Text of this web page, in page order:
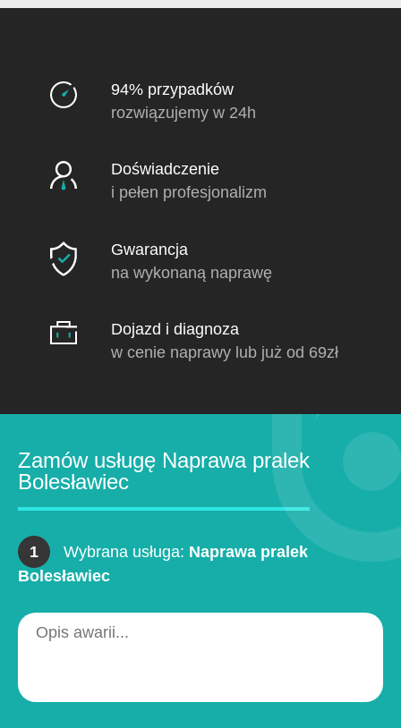
94% przypadków
rozwiązujemy w 24h
Doświadczenie
i pełen profesjonalizm
Gwarancja
na wykonaną naprawę
Dojazd i diagnoza
w cenie naprawy lub już od 69zł
Zamów usługę Naprawa pralek
Bolesławiec
1 Wybrana usługa: Naprawa pralek
Bolesławiec